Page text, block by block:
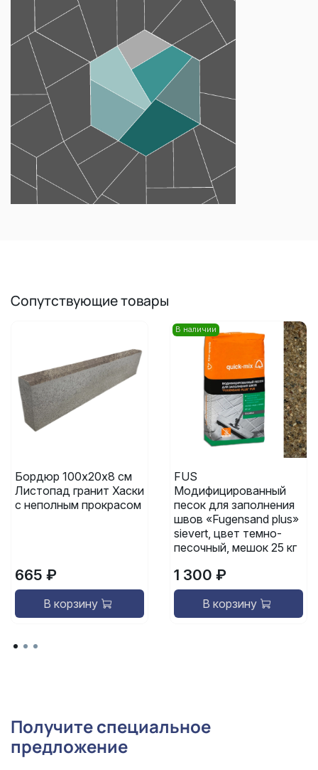
Сопутствующие товары
Бордюр 100х20х8 см
Листопад гранит Хаски
с неполным прокрасом
665 ₽
В корзину
В наличии
FUS
Модифицированный
песок для заполнения
швов «Fugensand plus»
sievert, цвет темно-
песочный, мешок 25 кг
1 300 ₽
В корзину
Получите специальное
предложение